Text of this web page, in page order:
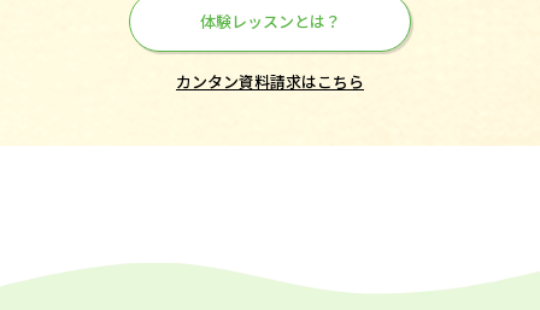
体験レッスンとは？
カンタン資料請求はこちら